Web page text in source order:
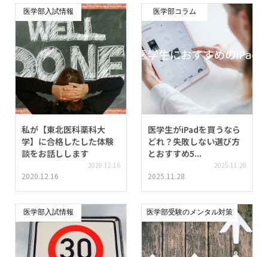
医学部入試情報
私が【東北医科薬科大
学】に合格したした体験
談をお話しします
2020.12.16
2020.12.16
医学部コラム
医学生がiPadを買うなら
どれ？失敗しない選び方
とおすすめ5...
2025.11.28
2025.11.28
医学部入試情報 医学部受験のメンタル対策